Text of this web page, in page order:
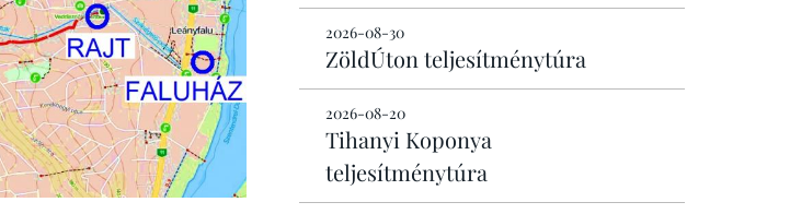
2026-08-30
ZöldÚton teljesítménytúra
2026-08-20
Tihanyi Koponya
teljesítménytúra